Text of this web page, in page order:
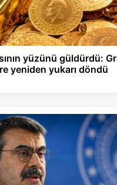
yüzünü güldürdü:
yeniden yukarı döndü